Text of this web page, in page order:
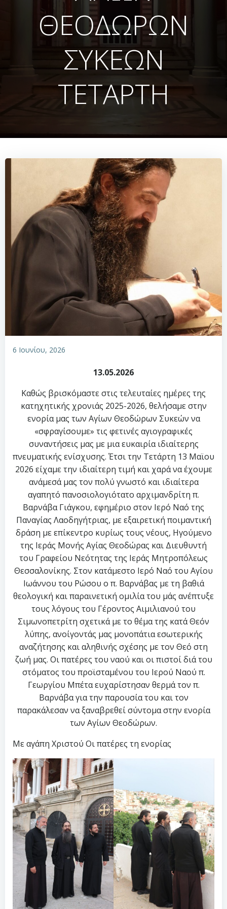
ΘΕΟΔΩΡΩΝ
ΣΥΚΕΩΝ
ΤΕΤΑΡΤΗ
6 Ιουνίου, 2026
13.05.2026
Καθώς βρισκόμαστε στις τελευταίες ημέρες της
κατηχητικής χρονιάς 2025-2026, θελήσαμε στην
ενορία μας των Αγίων Θεοδώρων Συκεών να
«σφραγίσουμε» τις φετινές αγιογραφικές
συναντήσεις μας με μια ευκαιρία ιδιαίτερης
πνευματικής ενίσχυσης. Έτσι την Τετάρτη 13 Μαϊου
2026 είχαμε την ιδιαίτερη τιμή και χαρά να έχουμε
ανάμεσά μας τον πολύ γνωστό και ιδιαίτερα
αγαπητό πανοσιολογιότατο αρχιμανδρίτη π.
Βαρνάβα Γιάγκου, εφημέριο στον Ιερό Ναό της
Παναγίας Λαοδηγήτριας, με εξαιρετική ποιμαντική
δράση με επίκεντρο κυρίως τους νέους, Ηγούμενο
της Ιεράς Μονής Αγίας Θεοδώρας και Διευθυντή
του Γραφείου Νεότητας της Ιεράς Μητροπόλεως
Θεσσαλονίκης. Στον κατάμεστο Ιερό Ναό του Αγίου
Ιωάννου του Ρώσου ο π. Βαρνάβας με τη βαθιά
θεολογική και παραινετική ομιλία του μάς ανέπτυξε
τους λόγους του Γέροντος Αιμιλιανού του
Σιμωνοπετρίτη σχετικά με το θέμα της κατά Θεόν
λύπης, ανοίγοντάς μας μονοπάτια εσωτερικής
αναζήτησης και αληθινής σχέσης με τον Θεό στη
ζωή μας. Οι πατέρες του ναού και οι πιστοί διά του
στόματος του προϊσταμένου του Ιερού Ναού π.
Γεωργίου Μπέτα ευχαρίστησαν θερμά τον π.
Βαρνάβα για την παρουσία του και τον
παρακάλεσαν να ξαναβρεθεί σύντομα στην ενορία
των Αγίων Θεοδώρων.
Με αγάπη Χριστού Οι πατέρες τη ενορίας